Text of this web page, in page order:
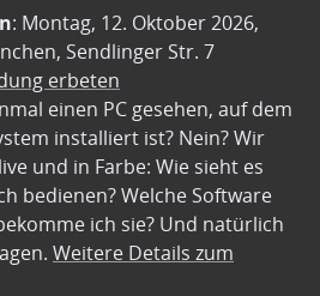
: Montag, 12. Oktober 2026,
Sendlinger Str. 7
erbeten
einen PC gesehen, auf dem
installiert ist? Nein? Wir
und in Farbe: Wie sieht es
bedienen? Welche Software
ich sie? Und natürlich
Weitere Details zum